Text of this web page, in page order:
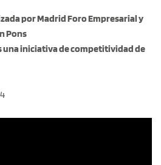
por Madrid Foro Empresarial y
Pons
una iniciativa de competitividad de